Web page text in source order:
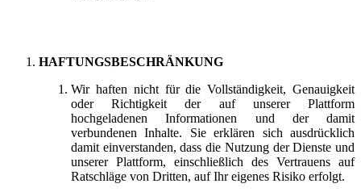
HAFTUNGSBESCHRÄNKUNG
Wir haften nicht für die Vollständigkeit, Genauigkeit
oder Richtigkeit der auf unserer Plattform
hochgeladenen Informationen und der damit
verbundenen Inhalte. Sie erklären sich ausdrücklich
damit einverstanden, dass die Nutzung der Dienste und
unserer Plattform, einschließlich des Vertrauens auf
Ratschläge von Dritten, auf Ihr eigenes Risiko erfolgt.